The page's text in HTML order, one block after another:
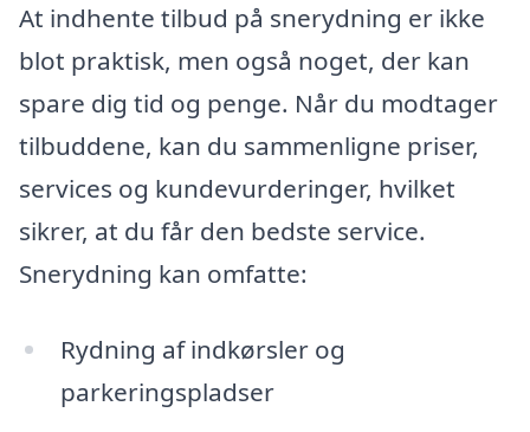
At indhente tilbud på snerydning er ikke
blot praktisk, men også noget, der kan
spare dig tid og penge. Når du modtager
tilbuddene, kan du sammenligne priser,
services og kundevurderinger, hvilket
sikrer, at du får den bedste service.
Snerydning kan omfatte:
Rydning af indkørsler og
parkeringspladser